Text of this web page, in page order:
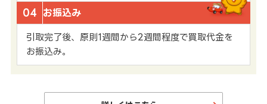
04 お振込み
引取完了後、原則1週間から2週間程度で買取代金を
お振込み。